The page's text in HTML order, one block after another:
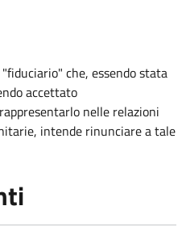
che, essendo stata
accettato
nelle relazioni
intende rinunciare a tale